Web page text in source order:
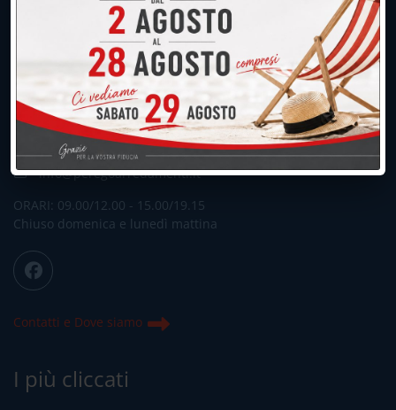
UNICA SEDE: CALCO (Lecco)
039.677.2778
039.677.2778
info@peregoarredamenti.it
ORARI: 09.00/12.00 - 15.00/19.15
Chiuso domenica e lunedì mattina
Contatti e Dove siamo
I più cliccati